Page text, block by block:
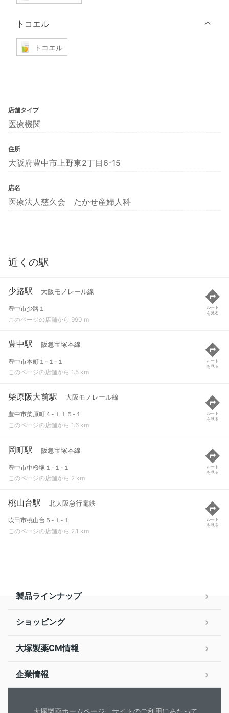
トコエル
トコエル
店舗タイプ
医療機関
住所
大阪府豊中市上野東2丁目6-15
店名
医療法人慈久会 たかせ産婦人科
近くの駅
少路駅 大阪モノレール線
豊中市少路１
このページの店舗から 990 m
ルート
を見る
豊中駅 阪急宝塚本線
豊中市本町１-１-１
このページの店舗から 1.5 km
ルート
を見る
柴原阪大前駅 大阪モノレール線
豊中市柴原町４-１１５-１
このページの店舗から 1.6 km
ルート
を見る
岡町駅 阪急宝塚本線
豊中市中桜塚１-１-１
このページの店舗から 2 km
ルート
を見る
桃山台駅 北大阪急行電鉄
吹田市桃山台５-１-１
このページの店舗から 2.1 km
ルート
を見る
製品ラインナップ
ショッピング
大塚製薬CM情報
企業情報